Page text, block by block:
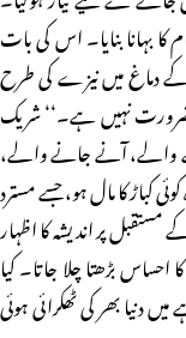
بنایا۔ اس کی بات
دماغ میں نیزے کی طرح
ضرورت نہیں ہے۔‘‘ شریک
والے، آنے جانے والے،
کباڑ کا مال ہو، جسے مسترد
مستقبل پر اندیشہ کا اظہار
بڑھتا چلا جاتا۔ کیا
بھر کی ٹھکرائی ہوئی